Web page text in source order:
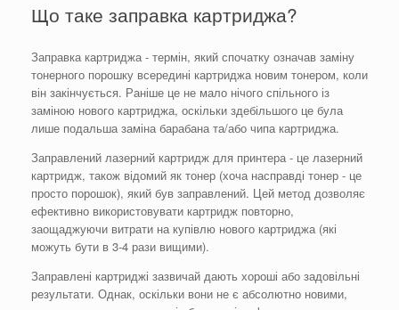
Що таке заправка картриджа?
Заправка картриджа - термін, який спочатку означав заміну
тонерного порошку всередині картриджа новим тонером, коли
він закінчується. Раніше це не мало нічого спільного із
заміною нового картриджа, оскільки здебільшого це була
лише подальша заміна барабана та/або чипа картриджа.
Заправлений лазерний картридж для принтера - це лазерний
картридж, також відомий як тонер (хоча насправді тонер - це
просто порошок), який був заправлений. Цей метод дозволяє
ефективно використовувати картридж повторно,
заощаджуючи витрати на купівлю нового картриджа (які
можуть бути в 3-4 рази вищими).
Заправлені картриджі зазвичай дають хороші або задовільні
результати. Однак, оскільки вони не є абсолютно новими,